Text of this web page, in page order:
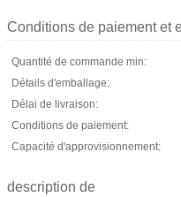
Conditions de paiement et
Quantité de commande min:
Détails d'emballage:
Délai de livraison:
Conditions de paiement:
Capacité d'approvisionnement:
description de